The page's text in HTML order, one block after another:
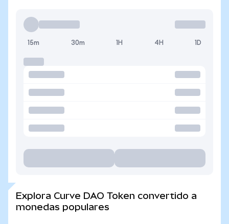
15m 30m 1H 4H 1D
Explora Curve DAO Token convertido a
monedas populares